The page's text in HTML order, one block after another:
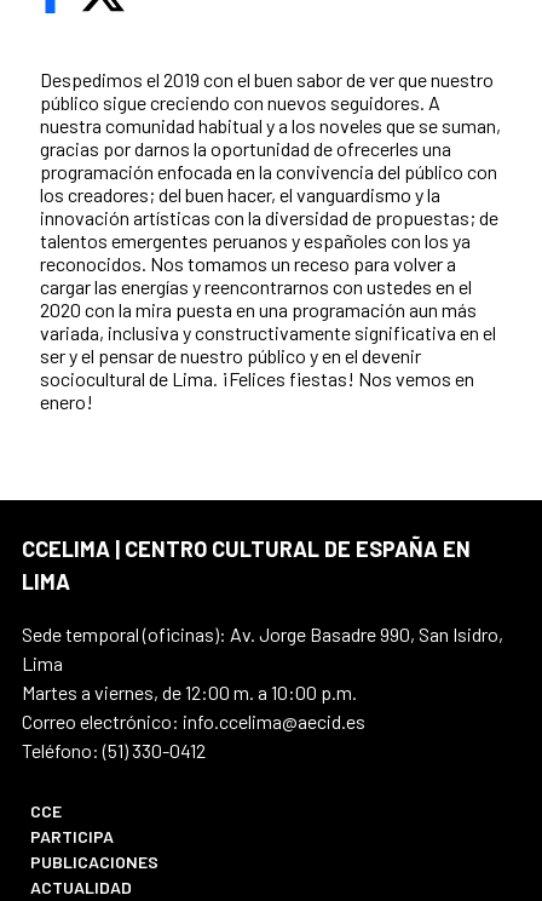
Despedimos el 2019 con el buen sabor de ver que nuestro
público sigue creciendo con nuevos seguidores. A
nuestra comunidad habitual y a los noveles que se suman,
gracias por darnos la oportunidad de ofrecerles una
programación enfocada en la convivencia del público con
los creadores; del buen hacer, el vanguardismo y la
innovación artísticas con la diversidad de propuestas; de
talentos emergentes peruanos y españoles con los ya
reconocidos. Nos tomamos un receso para volver a
cargar las energías y reencontrarnos con ustedes en el
2020 con la mira puesta en una programación aun más
variada, inclusiva y constructivamente significativa en el
ser y el pensar de nuestro público y en el devenir
sociocultural de Lima. ¡Felices fiestas! Nos vemos en
enero!
CCELIMA | CENTRO CULTURAL DE ESPAÑA EN
LIMA
Sede temporal (oficinas): Av. Jorge Basadre 990, San Isidro,
Lima
Martes a viernes, de 12:00 m. a 10:00 p.m.
Correo electrónico: info.ccelima@aecid.es
Teléfono: (51) 330-0412
CCE
PARTICIPA
PUBLICACIONES
ACTUALIDAD